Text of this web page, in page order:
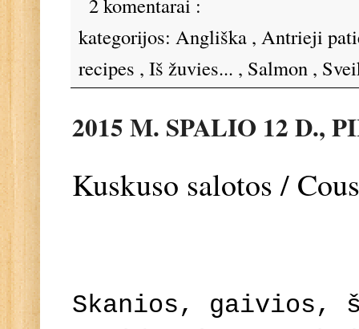
2 komentarai :
kategorijos: Angliška , Antrieji
recipes , Iš žuvies... , Salmon ,
2015 M. SPALIO 12 D.,
Kuskuso salotos /
Skanios, gaivios,